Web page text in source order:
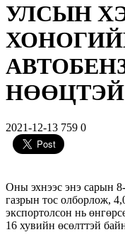
УЛСЫН
2021-12-13 759 0
Оны эхнээс энэ сарын
газрын тос олборлож,
экспортолсон нь
16 хувийн өсөлттэй